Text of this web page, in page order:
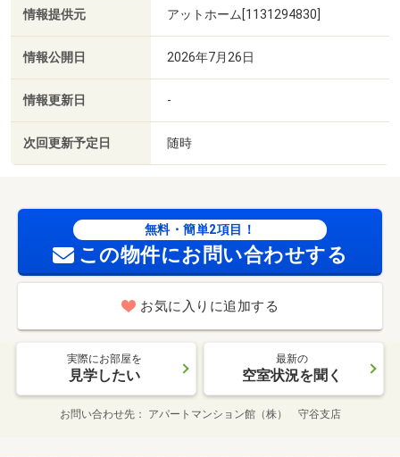
情報提供元 アットホーム[1131294830]
情報公開日 2026年7月26日
情報更新日 -
次回更新予定日 随時
無料・簡単2項目！
この物件にお問い合わせする
お気に入りに追加する
実際にお部屋を
見学したい
最新の
空室状況を聞く
お問い合わせ先 アパートマンション館（株） 守谷支店